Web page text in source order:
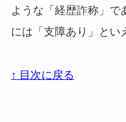
ような「経歴詐称」で
には「支障あり」とい
↑ 目次に戻る